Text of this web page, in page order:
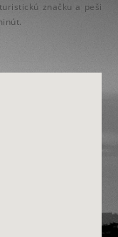
značku a peši